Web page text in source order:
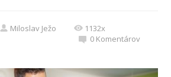
Miloslav Ježo
1132x
0 Komentárov